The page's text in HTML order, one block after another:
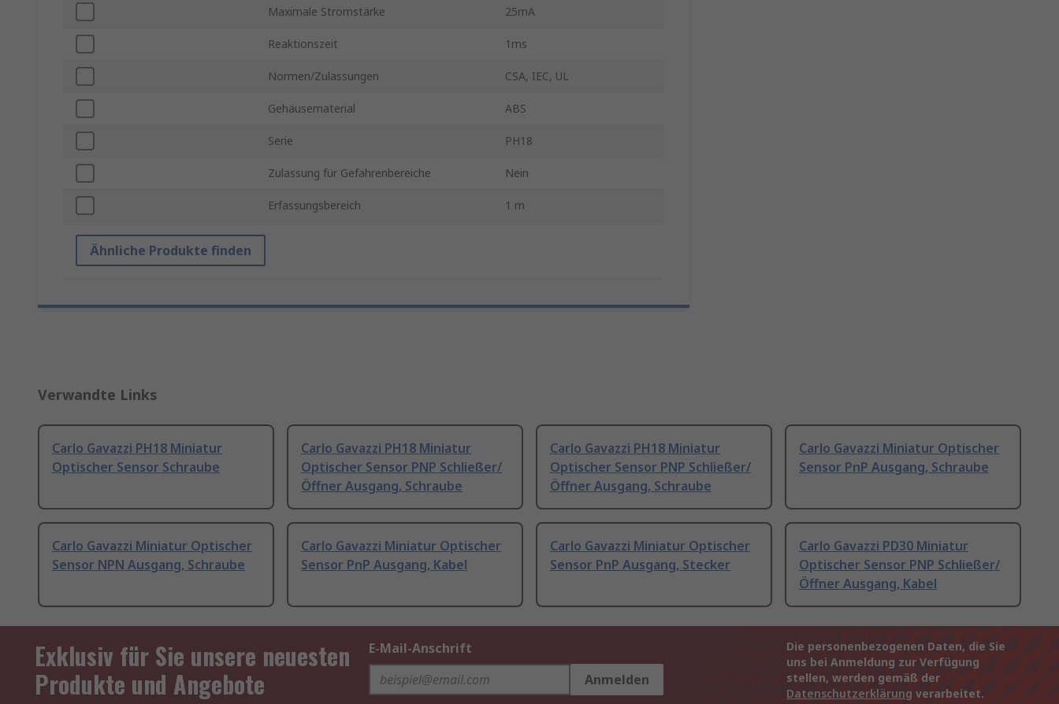
Maximale Stromstärke 25mA
Reaktionszeit 1ms
Normen/Zulassungen CSA, IEC, UL
Gehäusematerial ABS
Serie PH18
Zulassung für Gefahrenbereiche Nein
Erfassungsbereich 1 m
Ähnliche Produkte finden
Verwandte Links
Carlo Gavazzi PH18 Miniatur
Optischer Sensor Schraube
Carlo Gavazzi PH18 Miniatur
Optischer Sensor PNP Schließer/
Öffner Ausgang, Schraube
Carlo Gavazzi PH18 Miniatur
Optischer Sensor PNP Schließer/
Öffner Ausgang, Schraube
Carlo Gavazzi Miniatur Optischer
Sensor PnP Ausgang, Schraube
Carlo Gavazzi Miniatur Optischer
Sensor NPN Ausgang, Schraube
Carlo Gavazzi Miniatur Optischer
Sensor PnP Ausgang, Kabel
Carlo Gavazzi Miniatur Optischer
Sensor PnP Ausgang, Stecker
Carlo Gavazzi PD30 Miniatur
Optischer Sensor PNP Schließer/
Öffner Ausgang, Kabel
Exklusiv für Sie unsere neuesten
Produkte und Angebote
E-Mail-Anschrift
Anmelden
Die personenbezogenen Daten, die Sie
uns bei Anmeldung zur Verfügung
stellen, werden gemäß der
Datenschutzerklärung verarbeitet.